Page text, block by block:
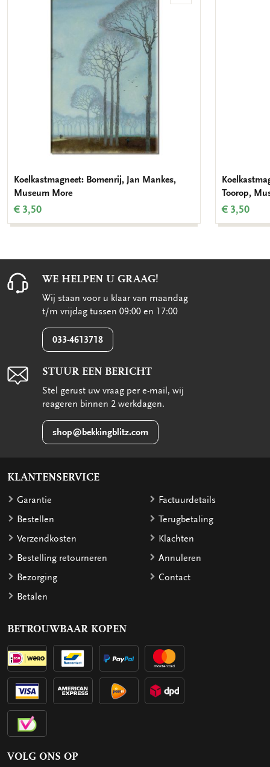
Koelkastmagneet: Bomenrij, Jan Mankes,
Museum More
€ 3,50
Toorop,
€ 3,50
WE HELPEN U GRAAG!
Wij staan voor u klaar van maandag
t/m vrijdag tussen 09:00 en 17:00
033-4613718
STUUR EEN BERICHT
Stel gerust uw vraag per e-mail, wij
reageren binnen 2 werkdagen.
shop@bekkingblitz.com
KLANTENSERVICE
Garantie
Bestellen
Verzendkosten
Bestelling retourneren
Bezorging
Betalen
Factuurdetails
Terugbetaling
Klachten
Annuleren
Contact
BETROUWBAAR KOPEN
VOLG ONS OP